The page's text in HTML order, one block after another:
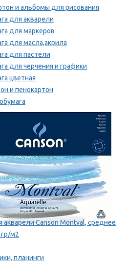
и альбомы для рисования
для акварели
для маркеров
для масла,акрила
для пастели
для черчения и графики
цветная
и пенокартон
акварели Canson Montval, среднее
гр/м2
планинги